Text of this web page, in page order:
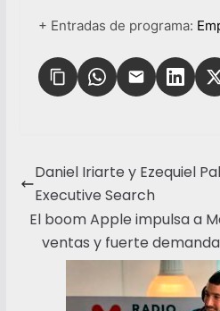
+ Entradas de programa:
Daniel Iriarte y Ezequiel
Executive Search
El boom Apple impulsa a
ventas y fuerte